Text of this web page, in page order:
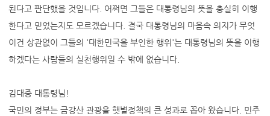
된다고 판단했을 것입니다. 어쩌면 그들은 대통령님의 뜻을 충실히 이행
한다고 믿었는지도 모르겠습니다. 결국 대통령님의 마음속 의지가 무엇
이건 상관없이 그들의 '대한민국을 부인한 행위'는 대통령님의 뜻을 이행
하겠다는 사람들의 실천행위일 수 밖에 없습니다.
김대중 대통령님!
국민의 정부는 금강산 관광을 햇볕정책의 큰 성과로 꼽아 왔습니다. 민주